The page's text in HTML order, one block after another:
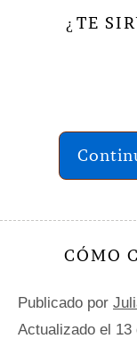
¿ TE
CÓMO
Publicado por
Actualizado el 13